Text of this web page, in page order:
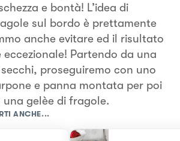
e bontà! L’idea di
sul bordo è prettamente
anche evitare ed il risultato
Partendo da una
proseguiremo con uno
e panna montata per poi
gelèe di fragole.
ANCHE...